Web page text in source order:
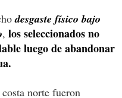
desgaste físico bajo
, los seleccionados no
luego de abandonar
norte fueron